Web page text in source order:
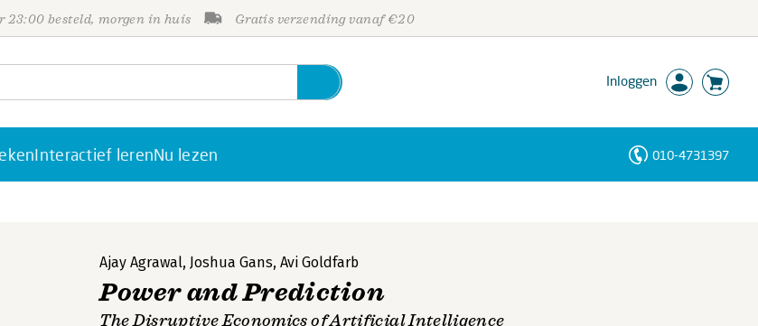
23:00 besteld, morgen in huis Gratis verzending vanaf €20
Inloggen
Interactief lerenNu lezen 010-4731397
Ajay Agrawal, Joshua Gans,Avi Goldfarb
Power and Prediction
The Disruptive Economics of Artificial Intelligence
Personen